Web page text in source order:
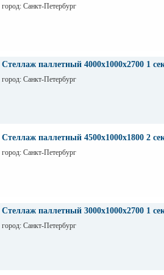
город: Санкт-Петербург
Стеллаж паллетный 4000х1000х2700 1
город: Санкт-Петербург
Стеллаж паллетный 4500х1000х1800 2
город: Санкт-Петербург
Стеллаж паллетный 3000х1000х2700 1
город: Санкт-Петербург